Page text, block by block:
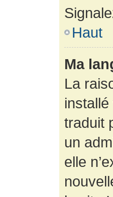
Haut
Ma
La
traduit
un
elle